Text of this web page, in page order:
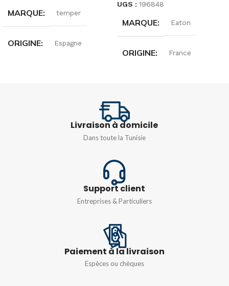
MARQUE temper
ORIGINE Espagne
CHAMP DE DÉTECTION
UGS : 196848
MARQUE Eaton
ORIGINE France
COURANT NOMINAL
16A
Livraison à domicile
Dans toute la Tunisie
Support client
Entreprises & Particuliers
Paiement à la livraison
Espèces ou chèques